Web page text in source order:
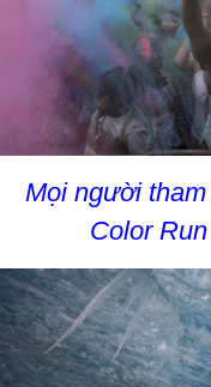
Mọi người
Color